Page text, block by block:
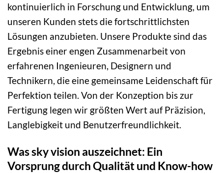
kontinuierlich in Forschung und Entwicklung, um
unseren Kunden stets die fortschrittlichsten
Lösungen anzubieten. Unsere Produkte sind das
Ergebnis einer engen Zusammenarbeit von
erfahrenen Ingenieuren, Designern und
Technikern, die eine gemeinsame Leidenschaft für
Perfektion teilen. Von der Konzeption bis zur
Fertigung legen wir größten Wert auf Präzision,
Langlebigkeit und Benutzerfreundlichkeit.
Was sky vision auszeichnet: Ein
Vorsprung durch Qualität und Know-how